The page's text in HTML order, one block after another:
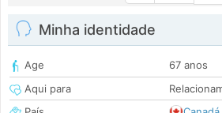
Minha identidade
Age
67 anos
Aqui para